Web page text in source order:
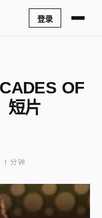
登录
OF
短片
1 分钟